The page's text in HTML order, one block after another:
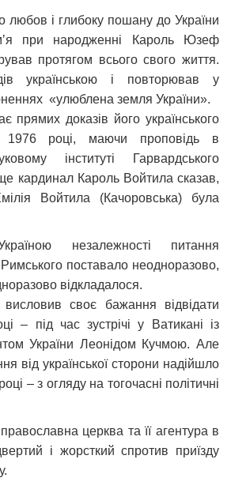
любов і глибоку пошану до України
при народженні Кароль Юзеф
протягом всього свого життя.
українською і повторював у
«улюблена земля України».
прямих доказів його українського
1976 році, маючи проповідь в
інституті Гарвардського
ще кардинал Кароль Войтила сказав,
Войтила (Качоровська) була
незалежності питання
поставало неодноразово,
відкладалося.
своє бажання відвідати
– під час зустрічі у Ватикані із
України Леонідом Кучмою. Але
від української сторони надійшло
– з огляду на тогочасні політичні
церква та її агентура в
і жорсткий спротив приїзду